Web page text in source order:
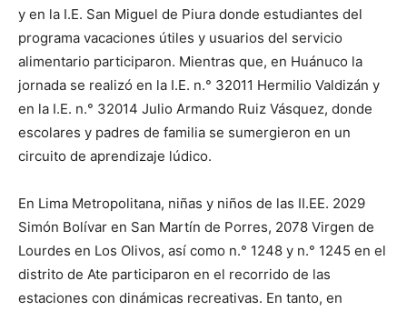
y en la I.E. San Miguel de Piura donde estudiantes del
programa vacaciones útiles y usuarios del servicio
alimentario participaron. Mientras que, en Huánuco la
jornada se realizó en la I.E. n.° 32011 Hermilio Valdizán y
en la I.E. n.° 32014 Julio Armando Ruiz Vásquez, donde
escolares y padres de familia se sumergieron en un
circuito de aprendizaje lúdico.
En Lima Metropolitana, niñas y niños de las II.EE. 2029
Simón Bolívar en San Martín de Porres, 2078 Virgen de
Lourdes en Los Olivos, así como n.° 1248 y n.° 1245 en el
distrito de Ate participaron en el recorrido de las
estaciones con dinámicas recreativas. En tanto, en